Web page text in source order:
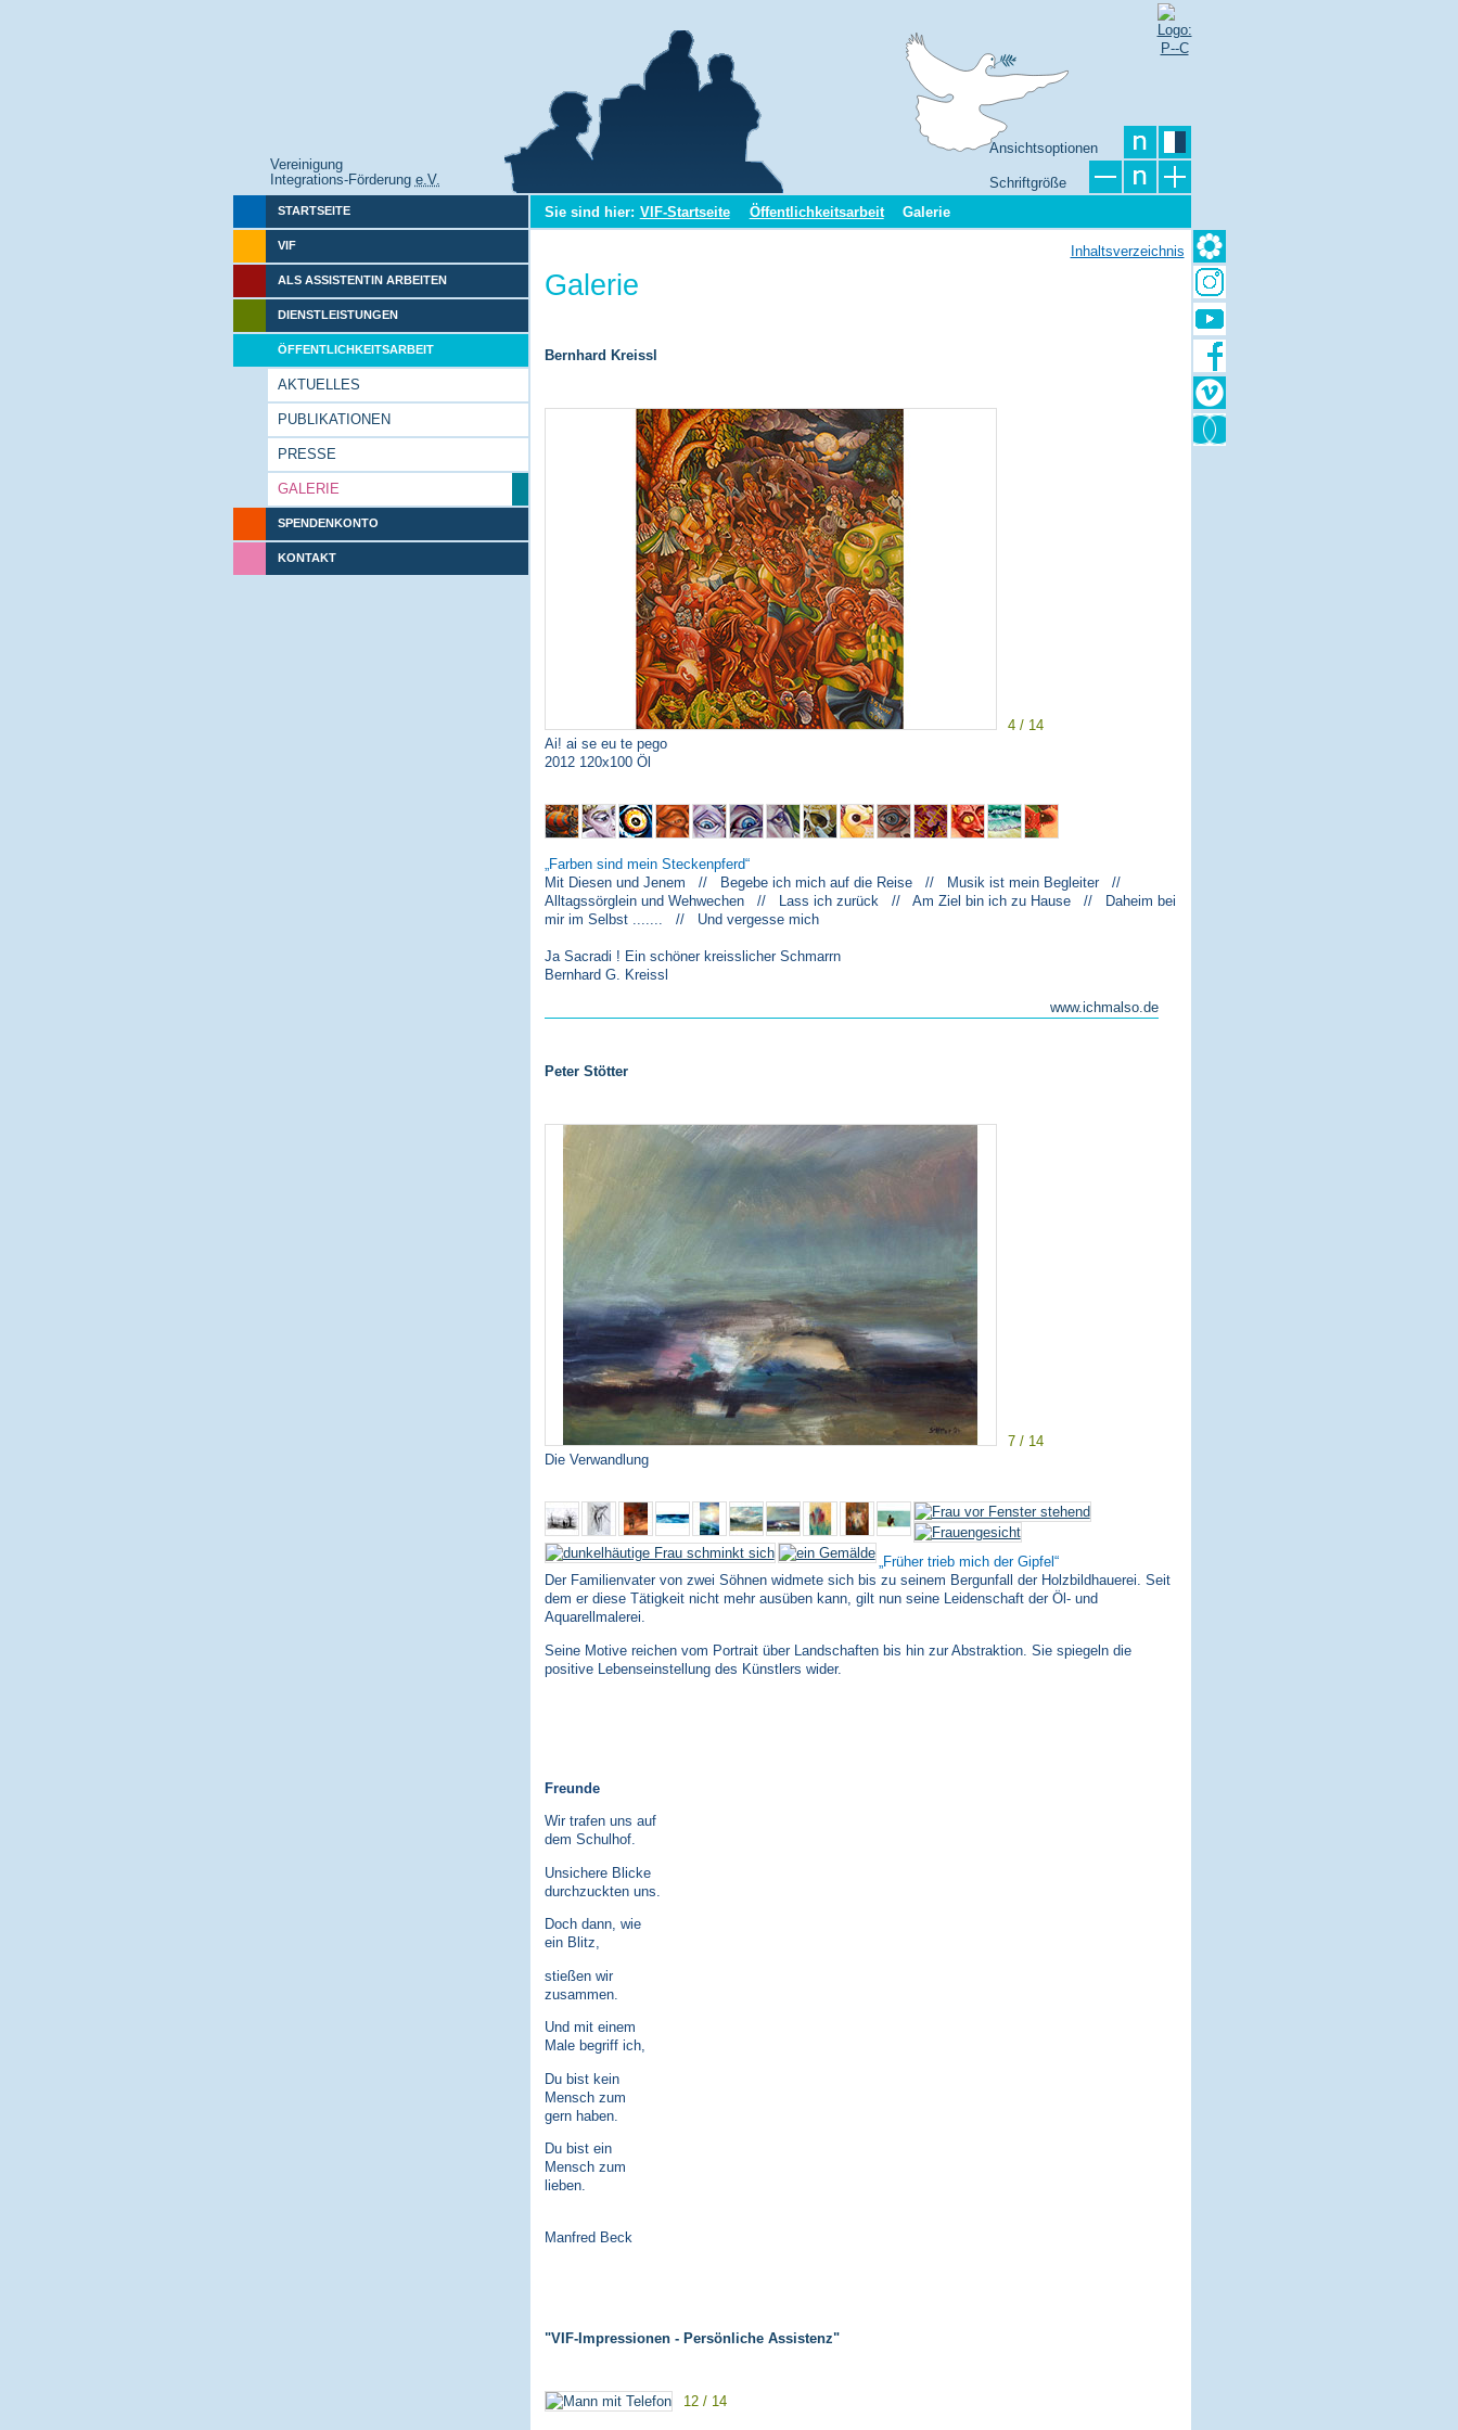
Vereinigung
Integrations-Förderung e.V.
Ansichtsoptionen
Schriftgröße
STARTSEITE
VIF
ALS ASSISTENTIN ARBEITEN
DIENSTLEISTUNGEN
ÖFFENTLICHKEITSARBEIT
AKTUELLES
PUBLIKATIONEN
PRESSE
GALERIE
SPENDENKONTO
KONTAKT
Sie sind hier: VIF-Startseite Öffentlichkeitsarbeit Galerie
Inhaltsverzeichnis
Galerie
Bernhard Kreissl
4 / 14
Ai! ai se eu te pego
2012 120x100 Öl
Farben sind mein Steckenpferd
Mit Diesen und Jenem // Begebe ich mich auf die Reise // Musik ist mein Begleiter //
Alltagssörglein und Wehwechen // Lass ich zurück // Am Ziel bin ich zu Hause // Daheim bei
mir im Selbst ....... // Und vergesse mich
Ja Sacradi ! Ein schöner kreisslicher Schmarrn
Bernhard G. Kreissl
www.ichmalso.de
Peter Stötter
7 / 14
Die Verwandlung
Früher trieb mich der Gipfel
Der Familienvater von zwei Söhnen widmete sich bis zu seinem Bergunfall der Holzbildhauerei. Seit
dem er diese Tätigkeit nicht mehr ausüben kann, gilt nun seine Leidenschaft der Öl- und
Aquarellmalerei.
Seine Motive reichen vom Portrait über Landschaften bis hin zur Abstraktion. Sie spiegeln die
positive Lebenseinstellung des Künstlers wider.
Freunde
Wir trafen uns auf
dem Schulhof.
Unsichere Blicke
durchzuckten uns.
Doch dann, wie
ein Blitz,
stießen wir
zusammen.
Und mit einem
Male begriff ich,
Du bist kein
Mensch zum
gern haben.
Du bist ein
Mensch zum
lieben.
Manfred Beck
"VIF-Impressionen - Persönliche Assistenz"
12 / 14